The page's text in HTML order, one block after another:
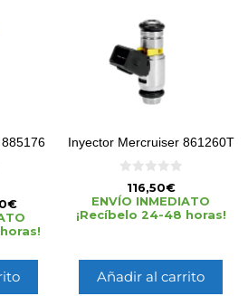
€
Inyector Mercruiser 861260T
d
e
5
116,50€
ENVÍO INMEDIATO
¡Recíbelo 24-48 horas!
Añadir al carrito